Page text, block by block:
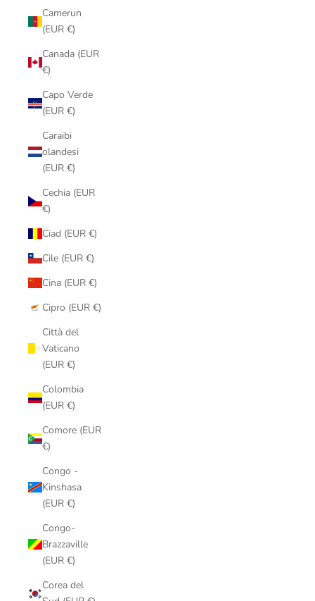
Camerun
(EUR €)
Canada (EUR
€)
Capo Verde
(EUR €)
Caraibi
olandesi
(EUR €)
Cechia (EUR
€)
Ciad (EUR €)
Cile (EUR €)
Cina (EUR €)
Cipro (EUR €)
Città del
Vaticano
(EUR €)
Colombia
(EUR €)
Comore (EUR
€)
Congo -
Kinshasa
(EUR €)
Congo-
Brazzaville
(EUR €)
Corea del